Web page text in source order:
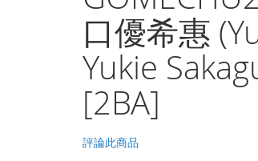
口優希惠
Yukie
[2BA]
評論此商品